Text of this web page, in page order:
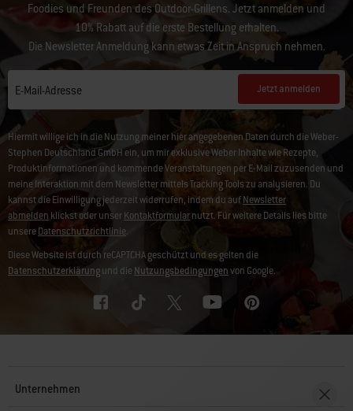
Foodies und Freunden des Outdoor-Grillens. Jetzt anmelden und
10% Rabatt auf die erste Bestellung erhalten.
Die Newsletter Anmeldung kann etwas Zeit in Anspruch nehmen.
E-Mail-Adresse Jetzt anmelden
Hiermit willige ich in die Nutzung meiner hier angegebenen Daten durch die Weber-
Stephen Deutschland GmbH ein, um mir exklusive Weber Inhalte wie Rezepte,
Produktinformationen und kommende Veranstaltungen per E-Mail zuzusenden und
meine Interaktion mit dem Newsletter mittels Tracking Tools zu analysieren. Du
kannst die Einwilligung jederzeit widerrufen, indem du aufNewsletter
abmelden klickst oder unserKontaktformularnutzt. Für weitere Details lies bitte
unsereDatenschutzrichtlinie.
Diese Website ist durch reCAPTCHA geschützt und es gelten die
Datenschutzerklärungund dieNutzungsbedingungenvon Google.
Unternehmen